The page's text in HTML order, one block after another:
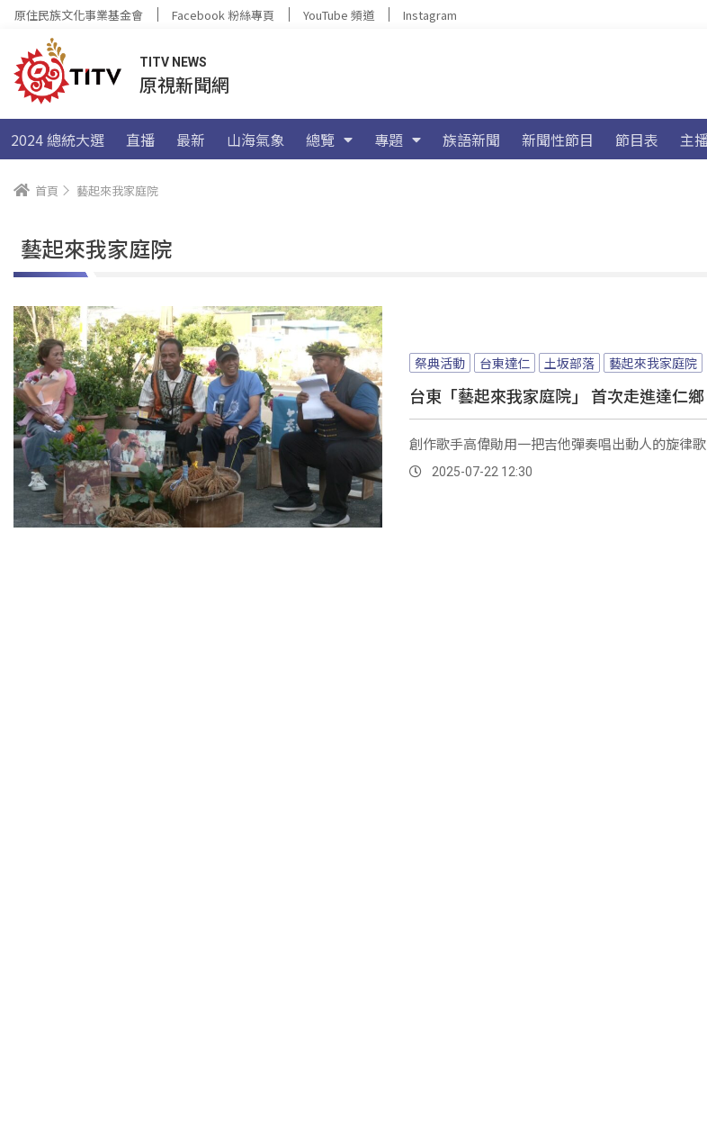
原住民族文化事業基金會 Facebook 粉絲專頁 YouTube 頻道 Instagram
TITV NEWS
原視新聞網
2024 總統大選 直播 最新 山海氣象 總覽 專題 族語新聞 新聞性節目 節目表 主
首頁 藝起來我家庭院
藝起來我家庭院
祭典活動 台東達仁 土坂部落 藝起來我家庭院
台東「藝起來我家庭院」 首次走進達仁鄉
創作歌手高偉勛用一把吉他彈奏唱出動人的旋律歌
2025-07-22 12:30